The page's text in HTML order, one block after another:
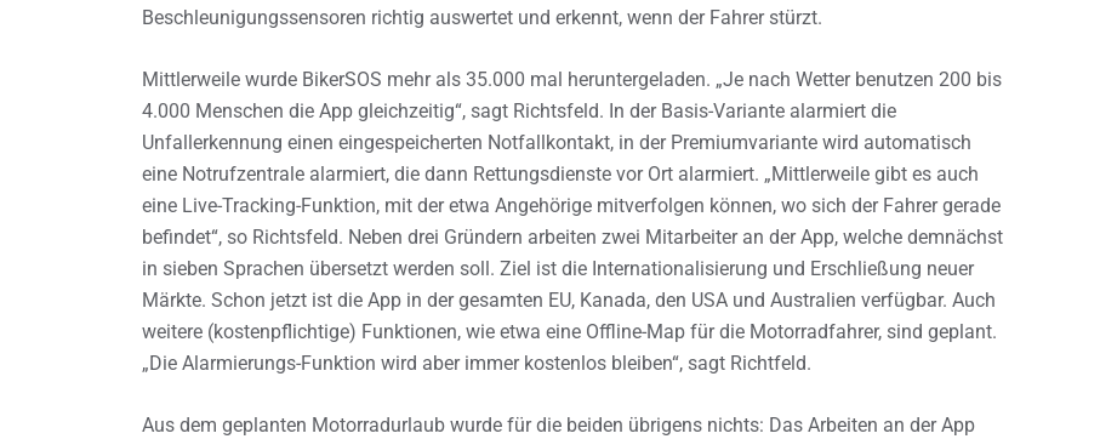
Beschleunigungssensoren richtig auswertet und erkennt, wenn der Fahrer stürzt.
Mittlerweile wurde BikerSOS mehr als 35.000 mal heruntergeladen. „Je nach Wetter benutzen 200 bis
4.000 Menschen die App gleichzeitig“, sagt Richtsfeld. In der Basis-Variante alarmiert die
Unfallerkennung einen eingespeicherten Notfallkontakt, in der Premiumvariante wird automatisch
eine Notrufzentrale alarmiert, die dann Rettungsdienste vor Ort alarmiert. „Mittlerweile gibt es auch
eine Live-Tracking-Funktion, mit der etwa Angehörige mitverfolgen können, wo sich der Fahrer gerade
befindet“, so Richtsfeld. Neben drei Gründern arbeiten zwei Mitarbeiter an der App, welche demnächst
in sieben Sprachen übersetzt werden soll. Ziel ist die Internationalisierung und Erschließung neuer
Märkte. Schon jetzt ist die App in der gesamten EU, Kanada, den USA und Australien verfügbar. Auch
weitere (kostenpflichtige) Funktionen, wie etwa eine Offline-Map für die Motorradfahrer, sind geplant.
„Die Alarmierungs-Funktion wird aber immer kostenlos bleiben“, sagt Richtfeld.
Aus dem geplanten Motorradurlaub wurde für die beiden übrigens nichts: Das Arbeiten an der App